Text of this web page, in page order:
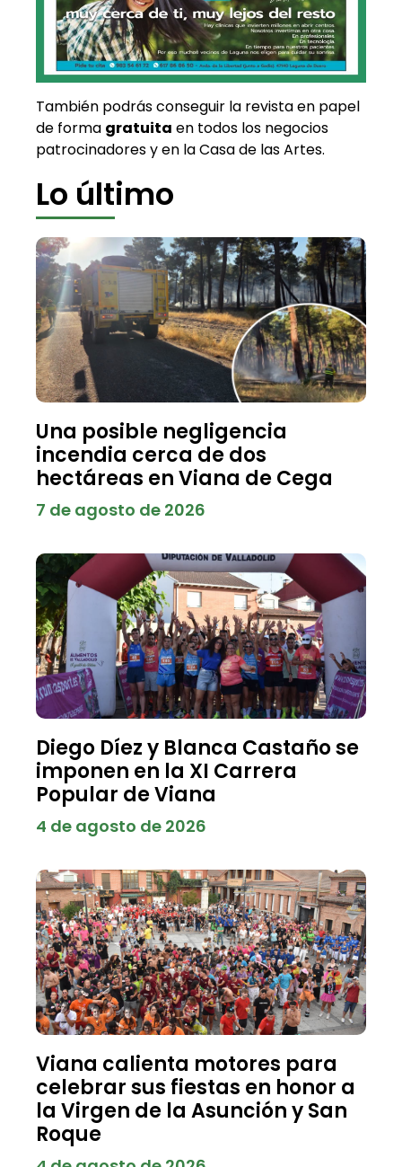
También podrás conseguir la revista en papel
de forma gratuita en todos los negocios
patrocinadores y en la Casa de las Artes.
Lo último
Una posible negligencia
incendia cerca de dos
hectáreas en Viana de Cega
7 de agosto de 2026
Diego Díez y Blanca Castaño se
imponen en la XI Carrera
Popular de Viana
4 de agosto de 2026
Viana calienta motores para
celebrar sus fiestas en honor a
la Virgen de la Asunción y San
Roque